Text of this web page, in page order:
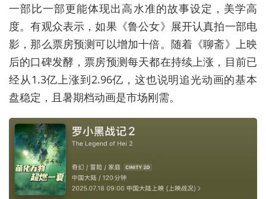
一部比一部更能体现出高水准的故事设定，美学高
度。有观众表示，如果《鲁公女》展开认真拍一部电
影，那么票房预测可以增加十倍。随着《聊斋》上映
后的口碑发酵，票房预测每天都在持续上涨，目前已
经从1.3亿上涨到2.96亿，这也说明追光动画的基本
盘稳定，且暑期档动画是市场刚需。